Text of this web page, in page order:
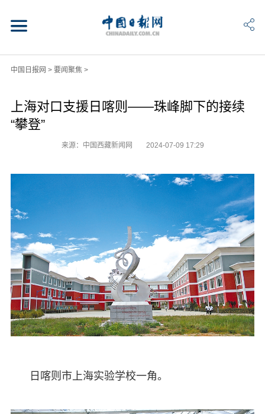
中国日报网 > 要闻聚焦 >
上海对口支援日喀则——珠峰脚下的接续
“攀登”
来源：中国西藏新闻网 2024-07-09 17:29
日喀则市上海实验学校一角。